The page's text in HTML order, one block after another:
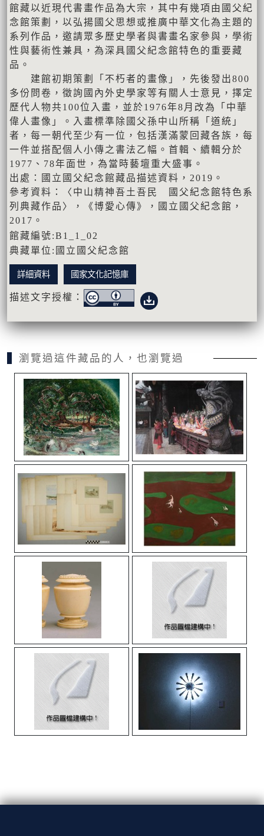
館藏以近現代書畫作品為大宗，其中有幾項由國父紀
念館策劃，以弘揚國父思想或推廣中華文化為主題的
系列作品，邀請眾多歷史學者與書畫名家參與，學術
性與藝術性兼具，為深具國父紀念館特色的重要藏
品。
建館初期策劃「不朽者的畫像」，先後發出800
多份問卷，徵詢國內外史學家等有關人士意見，擇定
歷代人物共100位入畫，並於1976年8月改為「中華
偉人畫像」。入畫標準除國父孫中山所稱「道統」
者，每一朝代至少有一位，包括漢滿蒙回藏各族，每
一件並搭配個人小傳之書法乙幅。首輯、續輯分於
1977、78年面世，為當時藝壇重大盛事。
出處：國立國父紀念館藏品描述資料，2019。
參考資料：〈中山精神吾土吾民 國父紀念館特色系
列典藏作品〉，《博愛心傳》，國立國父紀念館，
2017。
館藏編號:B1_1_02
典藏單位:國立國父紀念館
詳細資料 國家文化記憶庫
描述文字授權：
瀏覽過這件藏品的人，也瀏覽過